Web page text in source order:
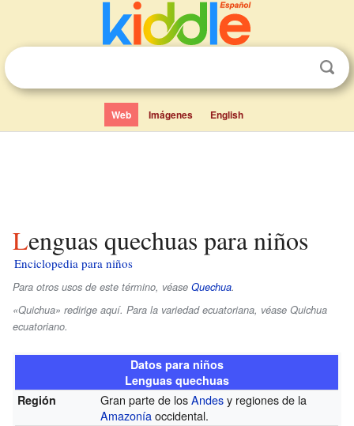
Web Imágenes English
Lenguas quechuas para niños
Enciclopedia para niños
Para otros usos de este término, véase Quechua.
«Quichua» redirige aquí. Para la variedad ecuatoriana, véase Quichua
ecuatoriano.
Datos para niños
Lenguas quechuas
Región
Gran parte de losAndesy regiones de la
Amazoníaoccidental.